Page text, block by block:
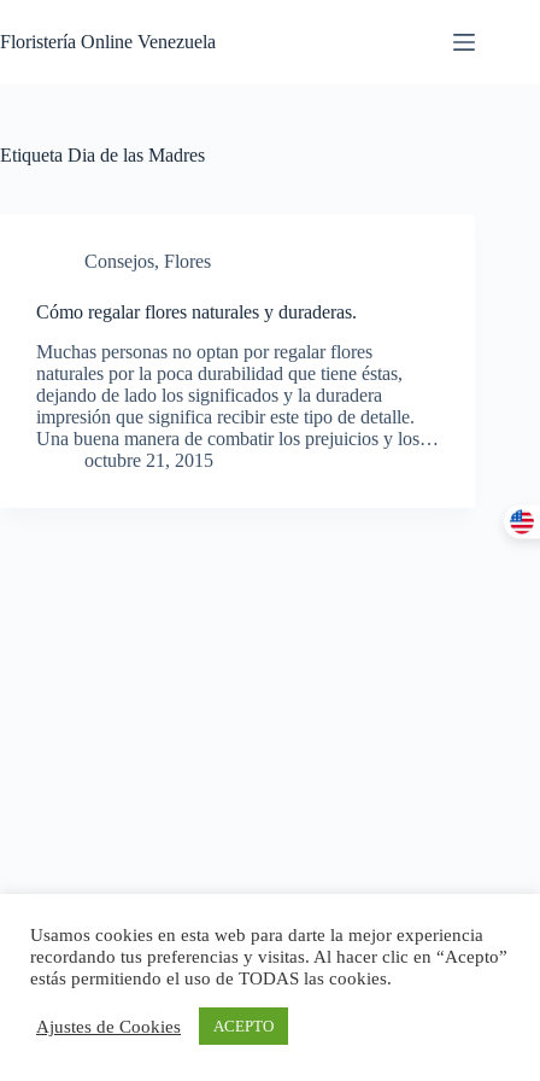
Floristería Online Venezuela
Etiqueta Dia de las Madres
Consejos, Flores
Cómo regalar flores naturales y duraderas.
Muchas personas no optan por regalar flores
naturales por la poca durabilidad que tiene éstas,
dejando de lado los significados y la duradera
impresión que significa recibir este tipo de detalle.
Una buena manera de combatir los prejuicios y los…
octubre 21, 2015
Usamos cookies en esta web para darte la mejor experiencia
recordando tus preferencias y visitas. Al hacer clic en “Acepto”
estás permitiendo el uso de TODAS las cookies.
Ajustes de Cookies ACEPTO